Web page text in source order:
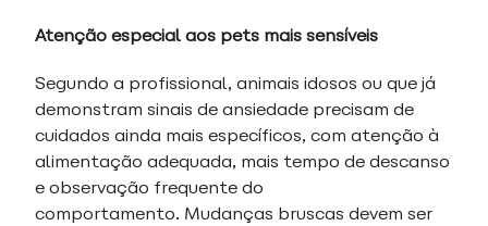
Atenção especial aos pets mais sensíveis
Segundo a profissional, animais idosos ou que já
demonstram sinais de ansiedade precisam de
cuidados ainda mais específicos, com atenção à
alimentação adequada, mais tempo de descanso
e observação frequente do
comportamento. Mudanças bruscas devem ser